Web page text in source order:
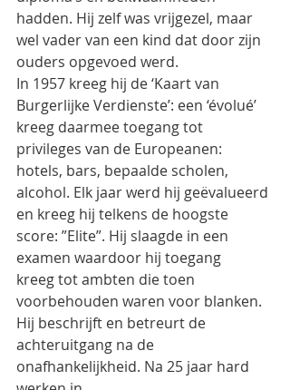
hadden. Hij zelf was vrijgezel, maar
wel vader van een kind dat door zijn
ouders opgevoed werd.
In 1957 kreeg hij de ‘Kaart van
Burgerlijke Verdienste’: een ‘évolué’
kreeg daarmee toegang tot
privileges van de Europeanen:
hotels, bars, bepaalde scholen,
alcohol. Elk jaar werd hij geëvalueerd
en kreeg hij telkens de hoogste
score: ”Elite”. Hij slaagde in een
examen waardoor hij toegang
kreeg tot ambten die toen
voorbehouden waren voor blanken.
Hij beschrijft en betreurt de
achteruitgang na de
onafhankelijkheid. Na 25 jaar hard